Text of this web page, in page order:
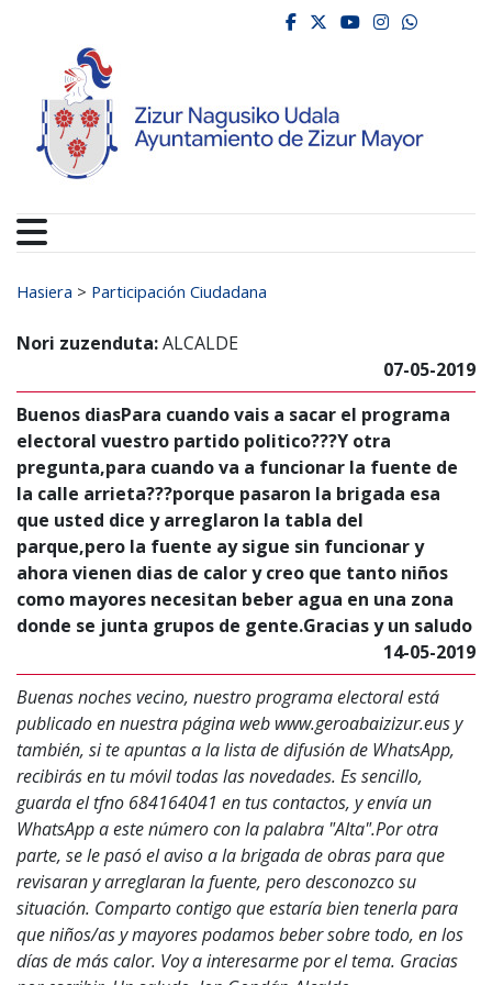
Ayuntamiento de
facebook
twitter
youtube
Search for:
Hasiera > Participación Ciudadana
Nori zuzenduta:ALCALDE
07-05-2019
Buenos diasPara cuando vais a sacar el programa
electoral vuestro partido politico???Y otra
pregunta,para cuando va a funcionar la fuente de
la calle arrieta???porque pasaron la brigada esa
que usted dice y arreglaron la tabla del
parque,pero la fuente ay sigue sin funcionar y
ahora vienen dias de calor y creo que tanto niños
como mayores necesitan beber agua en una zona
donde se junta grupos de gente.Gracias y un saludo
14-05-2019
Buenas noches vecino, nuestro programa electoral está
publicado en nuestra página web www.geroabaizizur.eus y
también, si te apuntas a la lista de difusión de WhatsApp,
recibirás en tu móvil todas las novedades. Es sencillo,
guarda el tfno 684164041 en tus contactos, y envía un
WhatsApp a este número con la palabra "Alta".Por otra
parte, se le pasó el aviso a la brigada de obras para que
revisaran y arreglaran la fuente, pero desconozco su
situación. Comparto contigo que estaría bien tenerla para
que niños/as y mayores podamos beber sobre todo, en los
días de más calor. Voy a interesarme por el tema. Gracias